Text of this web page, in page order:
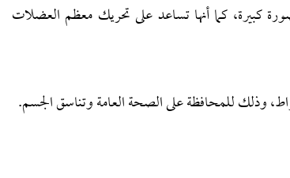
كبيرة، كما أنها تساعد على تحريك معظم العضلات
وذلك للمحافظة على الصحة العامة وتناسق الجسم.